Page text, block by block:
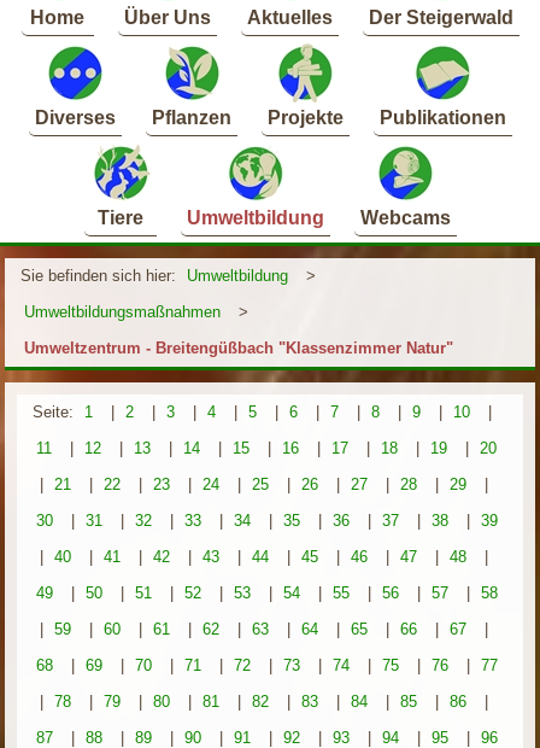
Home Über Uns Aktuelles Der Steigerwald
Diverses Pflanzen Projekte Publikationen
Tiere Umweltbildung Webcams
Sie befinden sich hier: Umweltbildung
>
Umweltbildungsmaßnahmen
>
Umweltzentrum - Breitengüßbach "Klassenzimmer Natur"
Seite: 1 | 2 | 3 | 4 | 5 | 6 | 7 | 8 | 9 | 10
|
11
| 12 | 13 | 14 | 15 | 16 | 17 | 18 | 19 |
20
|
21 | 22 | 23 | 24 | 25 | 26 | 27 | 28 | 29
|
30
| 31 | 32 | 33 | 34 | 35 | 36 | 37 | 38 |
39
|
40 | 41 | 42 | 43 | 44 | 45 | 46 | 47 | 48
|
49
| 50 | 51 | 52 | 53 | 54 | 55 | 56 | 57 |
58
|
59 | 60 | 61 | 62 | 63 | 64 | 65 | 66 | 67
|
68
| 69 | 70 | 71 | 72 | 73 | 74 | 75 | 76 |
77
|
78 | 79 | 80 | 81 | 82 | 83 | 84 | 85 | 86
|
87
| 88 | 89 | 90 | 91 | 92 | 93 | 94 | 95 |
96